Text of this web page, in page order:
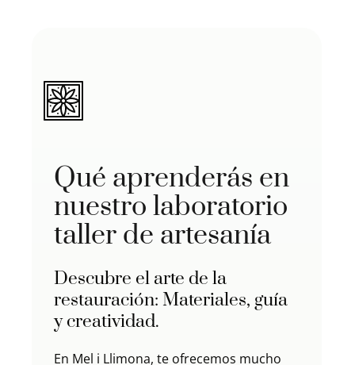
Qué aprenderás en
nuestro laboratorio
taller de artesanía
Descubre el arte de la
restauración: Materiales, guía
y creatividad.
En Mel i Llimona, te ofrecemos mucho